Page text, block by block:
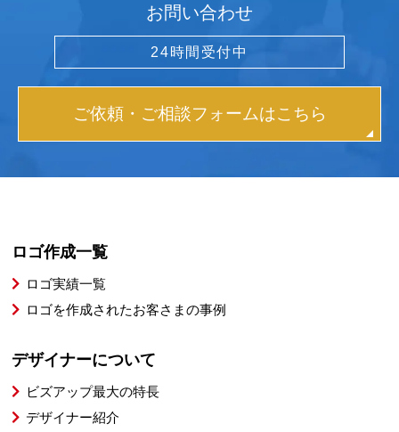
お問い合わせ
24時間受付中
ご依頼・ご相談フォームはこちら
ロゴ作成一覧
ロゴ実績一覧
ロゴを作成されたお客さまの事例
デザイナーについて
ビズアップ最大の特長
デザイナー紹介